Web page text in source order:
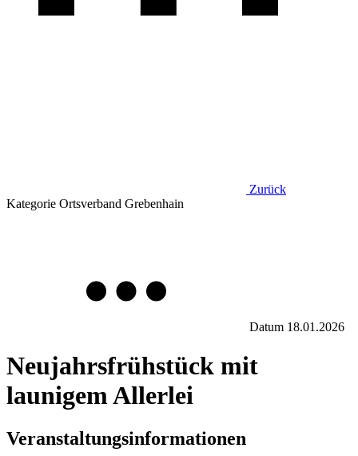
Zurück
Kategorie Ortsverband Grebenhain
Datum 18.01.2026
Neujahrsfrühstück mit
launigem Allerlei
Veranstaltungsinformationen